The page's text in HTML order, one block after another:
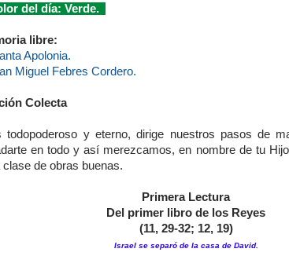
del día: Verde.
libre:
Apolonia.
Miguel Febres Cordero.
Colecta
todopoderoso y eterno, dirige nuestros pasos de
en todo y así merezcamos, en nombre de tu
clase de obras buenas.
Primera Lectura
Del primer libro de los Reyes
(11, 29-32; 12, 19)
Israel se separó de la casa de David.